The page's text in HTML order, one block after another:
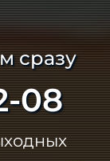
сразу
08